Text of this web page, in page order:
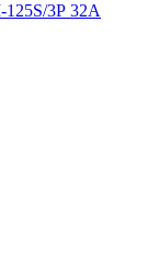
3Р 32A